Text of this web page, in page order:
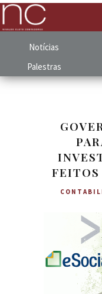
Notícias
Palestras